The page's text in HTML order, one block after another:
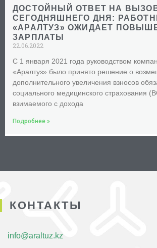
ДОСТОЙНЫЙ ОТВЕТ НА
СЕГОДНЯШНЕГО ДНЯ:
«АРАЛТУЗ» ОЖИДАЕТ
ЗАРПЛАТЫ
22.06.2022
С 1 января 2021 года руководством
«Аралтуз» было принято решение о
дополнительного увеличения взносов
социального медицинского страхования
взимаемого с дохода
Подробнее »
КОНТАКТЫ
infо@araltuz.kz